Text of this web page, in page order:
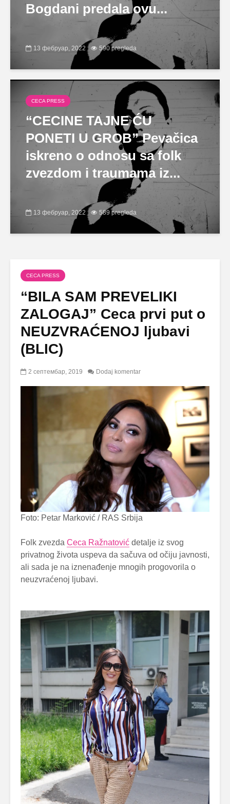
Bogdani predala ovu...
13 фебруар, 2022 590 pregleda
CECA PRESS
“CECINE TAJNE ĆU
PONETI U GROB” Pevačica
iskreno o odnosu sa folk
zvezdom i traumama iz...
13 фебруар, 2022 589 pregleda
CECA PRESS
“BILA SAM PREVELIKI
ZALOGAJ” Ceca prvi put o
NEUZVRAĆENOJ ljubavi
(BLIC)
2 септембар, 2019 Dodaj komentar
Foto: Petar Marković / RAS Srbija
Folk zvezda Ceca Ražnatović detalje iz svog
privatnog života uspeva da sačuva od očiju javnosti,
ali sada je na iznenađenje mnogih progovorila o
neuzvraćenoj ljubavi.